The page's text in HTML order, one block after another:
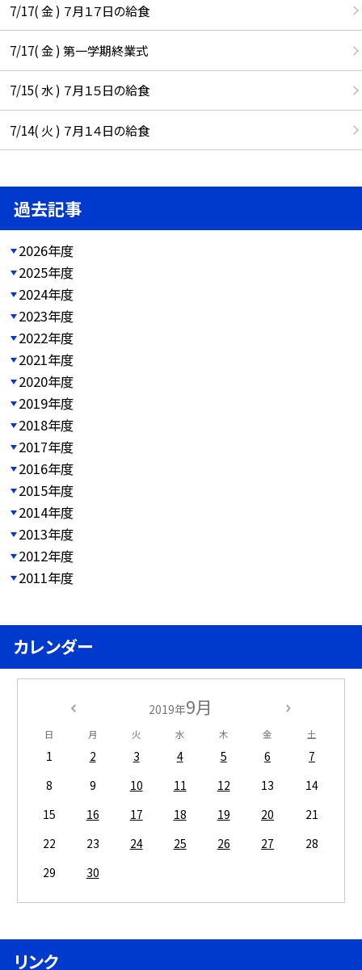
7/17( 金 ) ７月１７日の給食
7/17( 金 ) 第一学期終業式
7/15( 水 ) ７月１５日の給食
7/14( 火 ) ７月１４日の給食
過去記事
2026年度
2025年度
2024年度
2023年度
2022年度
2021年度
2020年度
2019年度
2018年度
2017年度
2016年度
2015年度
2014年度
2013年度
2012年度
2011年度
カレンダー
2019年9月
日 月 火 水 木 金 土
1 2 3 4 5 6
7
8
9 10 11 12 13
14
15
16 17 18 19 20
21
22
23 24 25 26 27
28
29
30
リンク